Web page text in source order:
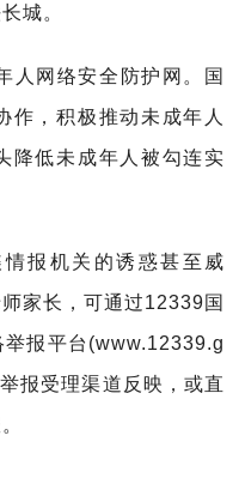
城。
网络安全防护网。国
作，积极推动未成年人
降低未成年人被勾连实
报机关的诱惑甚至威
家长，可通过12339国
报平台(www.12339.g
报受理渠道反映，或直